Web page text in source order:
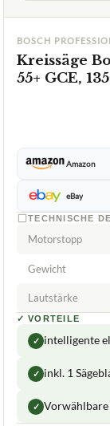
BOSCH
Kreissäge
55+ GCE,
Amazon
eBay
TECHNISCHE
Motorstopp
Gewicht
Lautstärke
✓ VORTEILE
✓ intelligente
✓ inkl. 1
✓